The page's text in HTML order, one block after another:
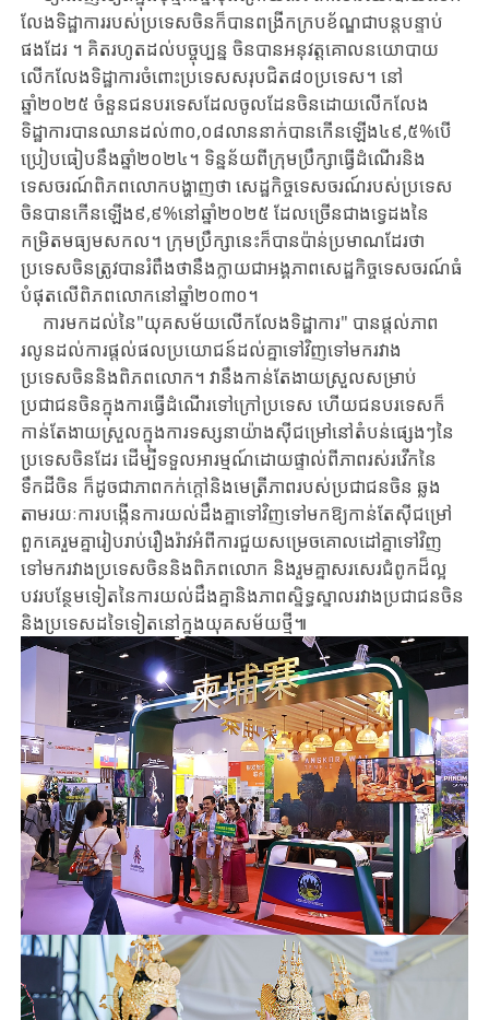
លែង​ទិដ្ឋាការ​របស់​ប្រទេស​ចិនក៏បានពង្រីកក្របខ័ណ្ឌ​ជាបន្តបន្ទាប់
ផងដែរ ។ គិត​រហូតដល់បច្ចុប្បន្ន ចិនបានអនុវត្តគោលនយោបាយ
លើកលែងទិដ្ឋាការ​ចំពោះប្រទេសសរុប​ជិត៨០ប្រទេស​។ នៅ
ឆ្នាំ២០២៥ ចំនួនជនបរទេសដែលចូលដែនចិន​ដោយ​លើក​លែង​
ទិដ្ឋាការ​បាន​ឈាន​ដល់​​៣០,០៨លាននាក់បាន​កើនឡើង៤៩,៥%បើ​
ប្រៀបធៀប​នឹងឆ្នាំ២០២៤​។ ទិន្នន័យ​ពី​ក្រុម​ប្រឹ​ក្សា​ធ្វើ​ដំណើរ​និង​
ទេសចរណ៍​ពិភពលោកបង្ហាញថា សេដ្ឋកិច្ចទេសចរណ៍​របស់​ប្រទេស​​
ចិនបាន​​កើនឡើង៩,៩​%នៅ​ឆ្នាំ​២០២៥ ដែលច្រើនជាងទ្វេដងនៃ
កម្រិត​មធ្យម​សកល​។ ក្រុម​ប្រឹក្សា​នេះ​ក៏បាន​ប៉ាន់​ប្រមាណ​ដែរថា
ប្រទេសចិនត្រូវ​បាន​រំពឹង​ថា​នឹង​ក្លាយ​ជា​អង្គភាព​សេ​​ដ្ឋ​កិច្ច​ទេសចរណ៍ធំ
បំផុតលើ​ពិភពលោកនៅឆ្នាំ២០៣០​។
ការមកដល់នៃ"យុគសម័យលើកលែង​ទិដ្ឋាការ" បានផ្តល់​ភាព​
រលូន​ដល់​ការផ្តល់​ផល​ប្រយោជន៍​ដល់​គ្នា​ទៅវិញទៅមករវាង
ប្រទេសចិននិងពិភពលោក។ វានឹង​កាន់​តែងាយ​ស្រួ​ល​សម្រាប់
ប្រជាជនចិនក្នុងការធ្វើដំណើរទៅក្រៅប្រទេស ហើយ​ជនបរទេស​ក៏​
កាន់​តែ​ងាយ​​ស្រួល​ក្នុងការទស្សនា​យ៉ាង​ស៊ី​ជម្រៅ​នៅ​តំបន់ផ្សេងៗនៃ
ប្រទេសចិនដែរ ដើម្បី​ទទួល​អារ​ម្មណ៍​ដោយផ្ទាល់​ពី​ភាពរស់រវើកនៃ
ទឹកដីចិន​ ក៏​ដូចជា​ភាពកក់ក្តៅ​និងមេត្រី​ភាព​របស់​ប្រជា​ជន​ចិន ឆ្លង​
តាមរយៈការបង្កើនការយល់ដឹងគ្នាទៅវិញទៅមកឱ្យកាន់តែស៊ីជម្រៅ
ពួកគេ​រួម​គ្នា​រៀបរាប់រឿងរ៉ាវអំពីការ​ជួយសម្រេច​គោលដៅ​​គ្នា​ទៅវិញ
ទៅមករវាងប្រទេស​ចិននិង​ពិភព​លោក និង​រួមគ្នា​សរ​សេរជំពូកដ៏ល្អ​
បវរ​បន្ថែមទៀតនៃការយល់ដឹង​គ្នានិងភាពស្និទ្ធ​ស្នា​ល​រវាងប្រជាជនចិន​
និងប្រទេសដទៃទៀតនៅក្នុងយុគសម័យថ្មី៕